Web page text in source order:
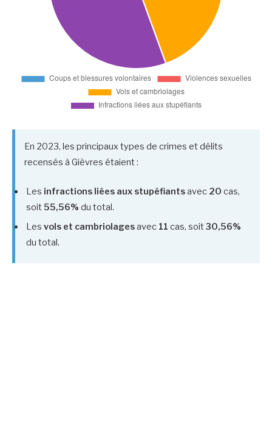
En 2023, les principaux types de crimes et délits
recensés à Gièvres étaient :
Les infractions liées aux stupéfiantsavec 20 cas,
soit 55,56% du total.
Les vols et cambriolagesavec 11 cas, soit 30,56%
du total.